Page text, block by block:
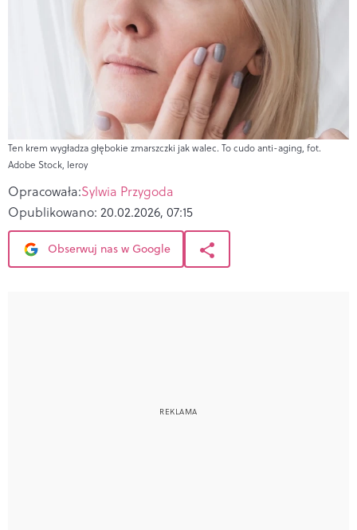
Ten krem wygładza głębokie zmarszczki jak walec. To cudo anti-aging, fot.
Adobe Stock, leroy
Opracowała:Sylwia Przygoda
Opublikowano: 20.02.2026, 07:15
Obserwuj nas w Google